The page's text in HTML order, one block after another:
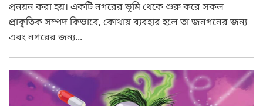
প্রনয়ন করা হয়। একটি নগরের ভূমি থেকে শুরু করে সকল
প্রাকৃতিক সম্পদ কিভাবে, কোথায় ব্যবহার হলে তা জনগনের জন্য
এবং নগরের জন্য...